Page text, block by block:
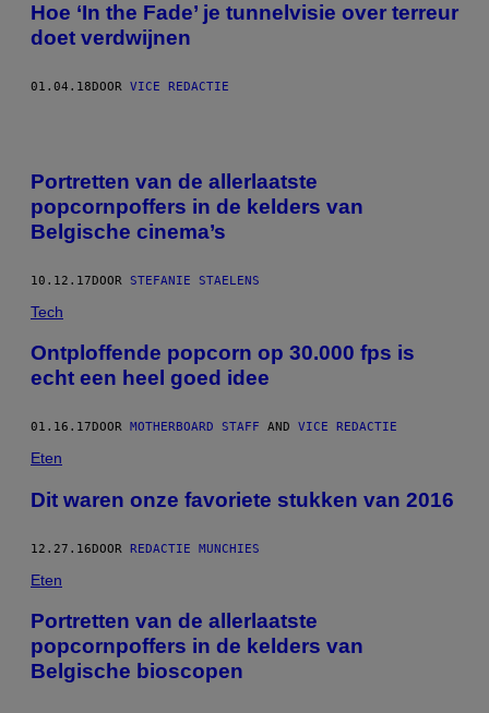
Hoe ‘In the Fade’ je tunnelvisie over terreur
doet verdwijnen
01.04.18DOOR VICE REDACTIE
Portretten van de allerlaatste
popcornpoffers in de kelders van
Belgische cinema’s
10.12.17DOOR STEFANIE STAELENS
Tech
Ontploffende popcorn op 30.000 fps is
echt een heel goed idee
01.16.17 DOOR MOTHERBOARD STAFF AND VICE REDACTIE
Eten
Dit waren onze favoriete stukken van 2016
12.27.16DOOR REDACTIE MUNCHIES
Eten
Portretten van de allerlaatste
popcornpoffers in de kelders van
Belgische bioscopen